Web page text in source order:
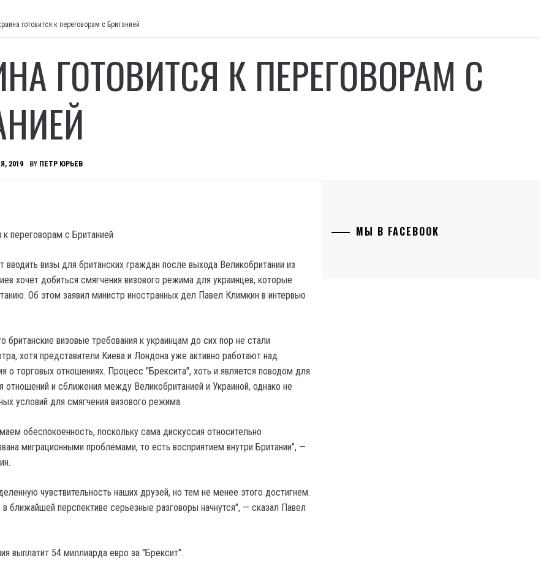
готовится к переговорам с Британией
ГОТОВИТСЯ К ПЕРЕГОВОРАМ С
2019 BY ПЕТР ЮРЬЕВ
вводить визы для британских граждан после выхода Великобритании из
хочет добиться смягчения визового режима для украинцев, которые
Об этом заявил министр иностранных дел Павел Климкин в интервью
британские визовые требования к украинцам до сих пор не стали
хотя представители Киева и Лондона уже активно работают над
о торговых отношениях. Процесс "Брексита", хоть и является поводом для
отношений и сближения между Великобританией и Украиной, однако не
условий для смягчения визового режима.
обеспокоенность, поскольку сама дискуссия относительно
миграционными проблемами, то есть восприятием внутри Британии", —
чувствительность наших друзей, но тем не менее этого достигнем.
ближайшей перспективе серьезные разговоры начнутся", — сказал Павел
выплатит 54 миллиарда евро за "Брексит".
МЫ В FACEBOOK